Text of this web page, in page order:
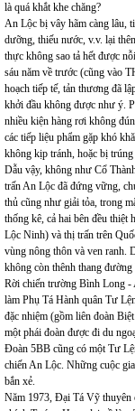
là quá khắt khe chăng?
An Lộc bị vây hãm càng lâu,
dưỡng, thiếu nước, v.v. lại
thực không sao tả hết được
sáu năm về trước (cũng vào
hoạch tiếp tế, tản thương đã
khởi đầu không được như ý.
nhiều kiện hàng rơi không
các tiếp liệu phẩm gặp khó
không kịp tránh, hoặc bị
Dẫu vậy, không như Cổ
trấn An Lộc đã đứng vững,
thủ cũng như giải tỏa, trong
thống kê, cả hai bên đều
Lộc Ninh) và thị trấn trên
vùng nông thôn và ven ranh.
không còn thênh thang
Rời chiến trường Bình Long -
làm Phụ Tá Hành quân Tư
đặc nhiệm (gồm liên đoàn
một phái đoàn được đi du
Đoàn 5BB cũng có một Tư
chiến An Lộc. Những cuộc
bắn xẻ.
Năm 1973, Đại Tá Vỹ